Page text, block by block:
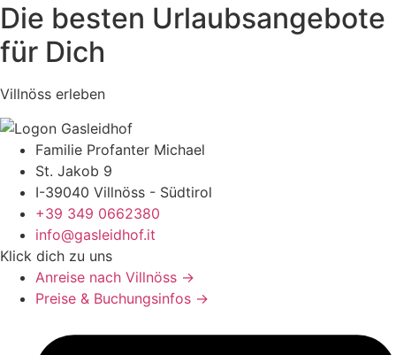
Die besten Urlaubsangebote
für Dich
Villnöss erleben
Familie Profanter Michael
St. Jakob 9
I-39040 Villnöss - Südtirol
+39 349 0662380
info@gasleidhof.it
Klick dich zu uns
Anreise nach Villnöss →
Preise & Buchungsinfos →